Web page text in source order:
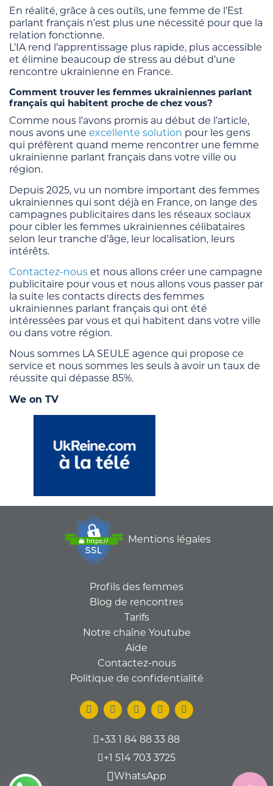
En réalité, grâce à ces outils, une femme de l’Est
parlant français n’est plus une nécessité pour que la
relation fonctionne.
L’IA rend l’apprentissage plus rapide, plus accessible
et élimine beaucoup de stress au début d’une
rencontre ukrainienne en France.
Comment trouver les femmes ukrainiennes parlant
français qui habitent proche de chez vous?
Comme nous l’avons promis au début de l’article,
nous avons une excellente solution pour les gens
qui préfèrent quand meme rencontrer une femme
ukrainienne parlant français dans votre ville ou
région.
Depuis 2025, vu un nombre important des femmes
ukrainiennes qui sont déjà en France, on lange des
campagnes publicitaires dans les réseaux sociaux
pour cibler les femmes ukrainiennes célibataires
selon leur tranche d’âge, leur localisation, leurs
intérêts.
Contactez-nous et nous allons créer une campagne
publicitaire pour vous et nous allons vous passer par
la suite les contacts directs des femmes
ukrainiennes parlant français qui ont été
intéressées par vous et qui habitent dans votre ville
ou dans votre région.
Nous sommes LA SEULE agence qui propose ce
service et nous sommes les seuls à avoir un taux de
réussite qui dépasse 85%.
We on TV
Mentions légales
Profils des femmes
Blog de rencontres
Tarifs
Notre chaîne Youtube
Aide
Contactez-nous
Politique de confidentialité
+33 1 84 88 33 88
+1 514 703 3725
WhatsApp